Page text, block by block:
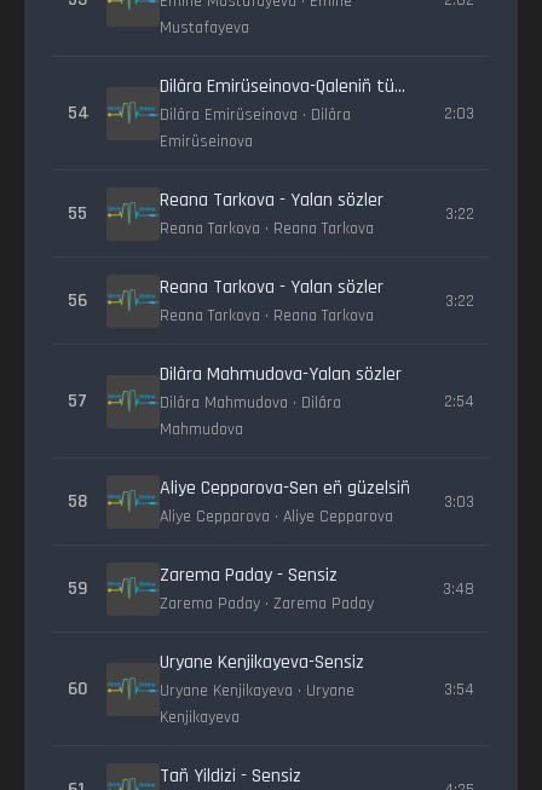
Mustafayeva
54
Dilâra Emirüseinova-Qaleniñ tübünde
Dilâra Emirüseinova • Dilâra
Emirüseinova
2:03
55
Reana Tarkova - Yalan sözler
Reana Tarkova • Reana Tarkova
3:22
56
Reana Tarkova - Yalan sözler
Reana Tarkova • Reana Tarkova
3:22
57
Dilâra Mahmudova-Yalan sözler
Dilâra Mahmudova • Dilâra
Mahmudova
2:54
58
Aliye Cepparova-Sen eñ güzelsiñ
Aliye Cepparova • Aliye Cepparova
3:03
59
Zarema Paday - Sensiz
Zarema Paday • Zarema Paday
3:48
60
Uryane Kenjikayeva-Sensiz
Uryane Kenjikayeva • Uryane
Kenjikayeva
3:54
Tañ Yildizi - Sensiz